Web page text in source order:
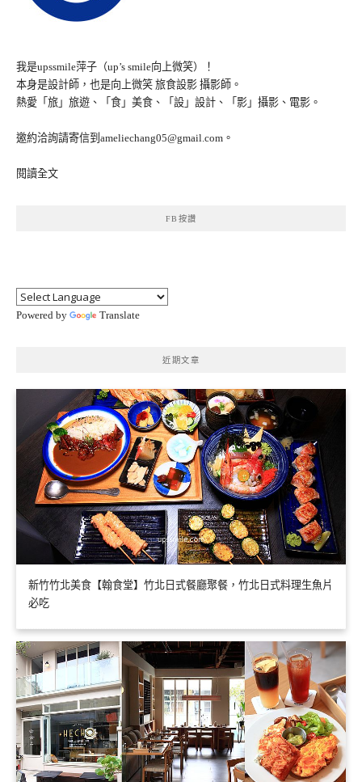
我是upssmile萍子（up’s smile向上微笑）！
本身是設計師，也是向上微笑 旅食設影 攝影師。
熱愛「旅」旅遊、「食」美食、「設」設計、「影」攝影、電影。
邀約洽詢請寄信到ameliechang05@gmail.com。
閱讀全文
FB按讚
Powered by Translate
近期文章
新竹竹北美食【翰食堂】竹北日式餐廳聚餐，竹北日式料理生魚片
必吃